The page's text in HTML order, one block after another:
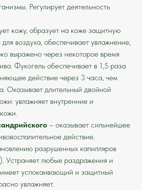
Регулирует деятельность
кожу, образует на коже защитную
воздуха, обеспечивает увлажнение,
выражено через некоторое время
Фукогель обеспечивает в 1,5 раза
действие через 3 часа, чем
Оказывает длительный двойной
увлажняет внутренние и
– оказывает сильнейшее
действие.
разрушенных капилляров
Устраняет любые раздражения и
успокаивающий и защитный
увлажняет.